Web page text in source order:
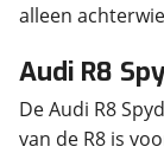
alleen
Audi R8
De Audi R8
van de R8 is